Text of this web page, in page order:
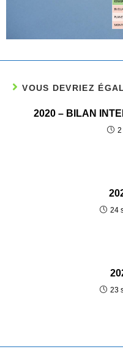
VOUS DEVRIEZ
2020 – BILAN
2
24
23